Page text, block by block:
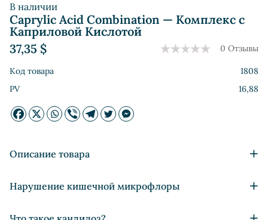
В наличии
Caprylic Acid Combination — Комплекс с
Каприловой Кислотой
37,35 $ 0 Отзывы
Код товара
1808
PV
16,88
Описание товара +
Укрепление защитных свойств организма (иммунитета);
Профилактика воспалительных заболеваний;
Нарушение кишечной микрофлоры +